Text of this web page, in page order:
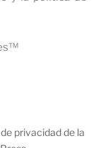
privacidad de la